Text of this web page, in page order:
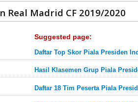
Real Madrid CF 2019/2020
Suggested page:
Daftar Top Skor Piala Presiden
Hasil Klasemen Grup Piala
Daftar 18 Tim Peserta Piala